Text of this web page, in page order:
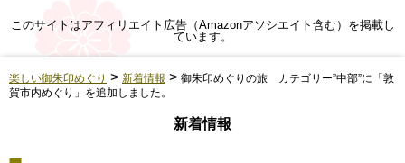
このサイトはアフィリエイト広告（Amazonアソシエイト含む）を掲載し
ています。
楽しい御朱印めぐり > 新着情報 > 御朱印めぐりの旅 カテゴリー”中部”に「敦
賀市内めぐり」を追加しました。
新着情報